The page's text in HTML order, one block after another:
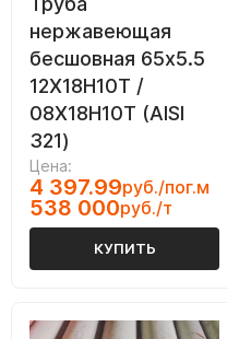
нержавеющая
бесшовная 65х5.5
12Х18Н10Т /
08Х18Н10Т (AISI
321)
Цена:
4 397.99руб./пог.м
538 000руб./т
КУПИТЬ